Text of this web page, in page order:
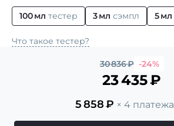
100 мл тестер 3 мл сэмпл 5 мл
Что такое тестер?
30 836₽ -24%
23 435₽
5 858₽ × 4 платежа